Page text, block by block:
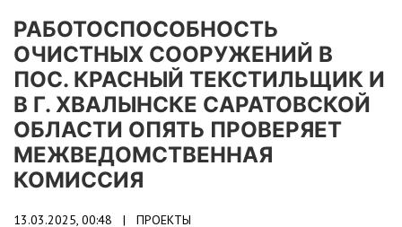
РАБОТОСПОСОБНОСТЬ
ОЧИСТНЫХ СООРУЖЕНИЙ В
ПОС. КРАСНЫЙ ТЕКСТИЛЬЩИК И
В Г. ХВАЛЫНСКЕ САРАТОВСКОЙ
ОБЛАСТИ ОПЯТЬ ПРОВЕРЯЕТ
МЕЖВЕДОМСТВЕННАЯ
КОМИССИЯ
13.03.2025, 00:48 | ПРОЕКТЫ